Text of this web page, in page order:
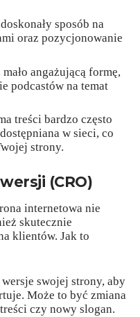
sposób na
oraz pozycjonowanie
angażującą formę,
podcastów na temat
treści bardzo często
w sieci, co
strony.
(CRO)
internetowa nie
skutecznie
klientów. Jak to
swojej strony, aby
Może to być zmiana
czy nowy slogan.